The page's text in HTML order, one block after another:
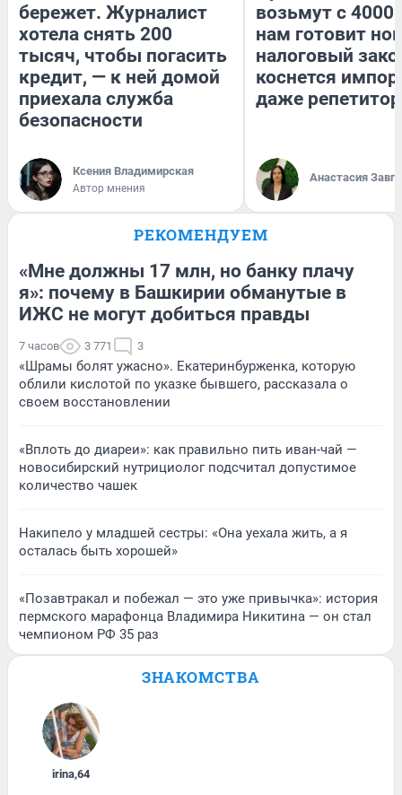
бережет. Журналист
хотела снять 200
тысяч, чтобы погасить
кредит, — к ней домой
приехала служба
безопасности
Ксения Владимирская
Автор мнения
возьмут с
нам готовит
налоговый
коснется
даже
Анастасия
РЕКОМЕНДУЕМ
«Мне должны 17 млн, но банку плачу
я»: почему в Башкирии обманутые в
ИЖС не могут добиться правды
7 часов 3 771 3
«Шрамы болят ужасно». Екатеринбурженка, которую
облили кислотой по указке бывшего, рассказала о
своем восстановлении
«Вплоть до диареи»: как правильно пить иван-чай —
новосибирский нутрициолог подсчитал допустимое
количество чашек
Накипело у младшей сестры: «Она уехала жить, а я
осталась быть хорошей»
«Позавтракал и побежал — это уже привычка»: история
пермского марафонца Владимира Никитина — он стал
чемпионом РФ 35 раз
ЗНАКОМСТВА
irina,64